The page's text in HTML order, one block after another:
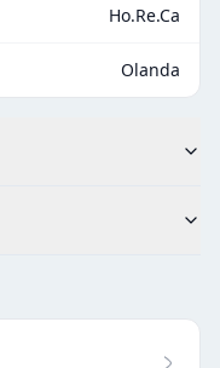
Ho.Re.Ca
Olanda